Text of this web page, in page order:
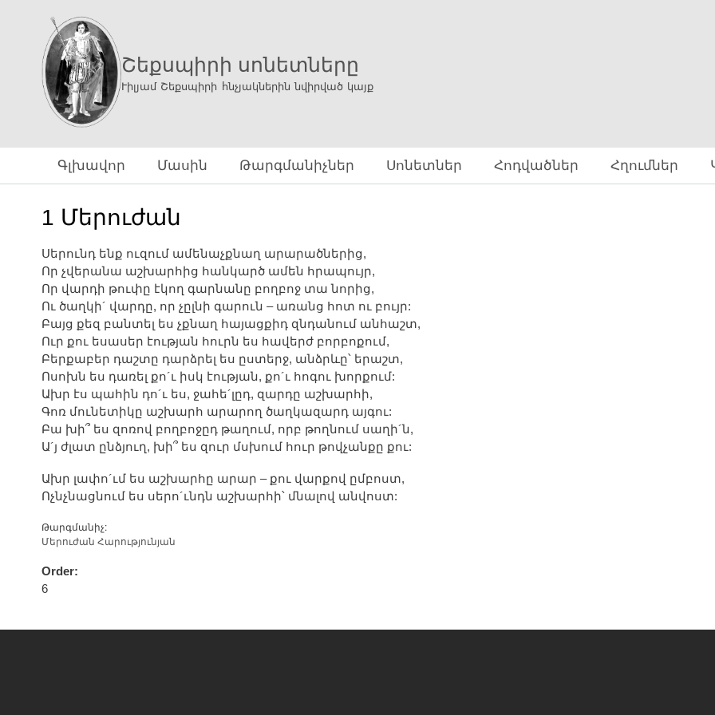
Շեքսպիրի սոնետները
Ւիլյամ Շեքսպիրի հնչյակներին նվիրված կայք
Գլխավոր Մասին Թարգմանիչներ Սոնետներ Հոդվածներ Հղումներ
1 Մերուժան
Սերունդ ենք ուզում ամենաչքնաղ արարածներից,
Որ չվերանա աշխարհից հանկարծ ամեն հրապույր,
Որ վարդի թուփը էկող գարնանը բողբոջ տա նորից,
Ու ծաղկի´ վարդը, որ չըլնի գարուն – առանց հոտ ու բույր:
Բայց քեզ բանտել ես չքնաղ հայացքիդ զնդանում անհաշտ,
Ուր քու եսասեր էության հուրն ես հավերժ բորբոքում,
Բերքաբեր դաշտը դարձրել ես ըստերջ, անձրևը՝ երաշտ,
Ոսոխն ես դառել քո´ւ իսկ էության, քո´ւ հոգու խորքում:
Ախր էս պահին դո´ւ ես, ջահե´լըդ, զարդը աշխարհի,
Գոռ մունետիկը աշխարհ արարող ծաղկազարդ այգու:
Բա խի՞ ես զոռով բողբոջըդ թաղում, որբ թողնում սաղի´ն,
Ա´յ ժլատ ընձյուղ, խի՞ ես զուր մսխում հուր թովչանքը քու:
Ախր լափո´ւմ ես աշխարհը արար – քու վարքով ըմբոստ,
Ոչնչնացնում ես սերո´ւնդն աշխարհի՝ մնալով անվոստ:
Թարգմանիչ:
Մերուժան Հարությունյան
Order:
6